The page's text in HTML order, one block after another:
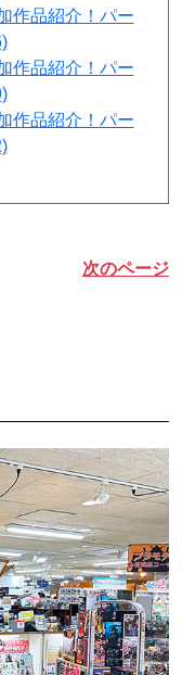
作品紹介！パー
作品紹介！パー
作品紹介！パー
次のページ